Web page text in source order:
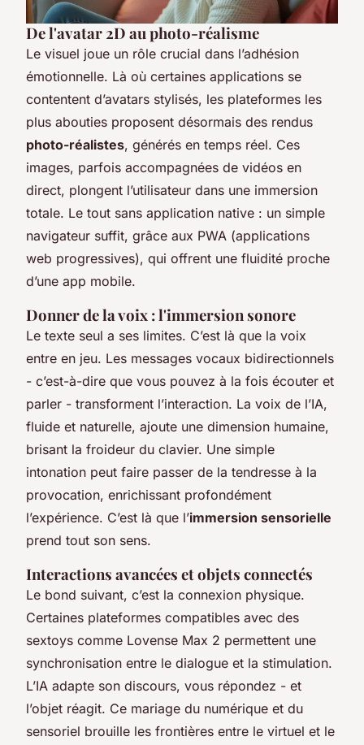
De l'avatar 2D au photo-réalisme
Le visuel joue un rôle crucial dans l’adhésion
émotionnelle. Là où certaines applications se
contentent d’avatars stylisés, les plateformes les
plus abouties proposent désormais des rendus
photo-réalistes, générés en temps réel. Ces
images, parfois accompagnées de vidéos en
direct, plongent l’utilisateur dans une immersion
totale. Le tout sans application native : un simple
navigateur suffit, grâce aux PWA (applications
web progressives), qui offrent une fluidité proche
d’une app mobile.
Donner de la voix : l'immersion sonore
Le texte seul a ses limites. C’est là que la voix
entre en jeu. Les messages vocaux bidirectionnels
- c’est-à-dire que vous pouvez à la fois écouter et
parler - transforment l’interaction. La voix de l’IA,
fluide et naturelle, ajoute une dimension humaine,
brisant la froideur du clavier. Une simple
intonation peut faire passer de la tendresse à la
provocation, enrichissant profondément
l’expérience. C’est là que l’immersion sensorielle
prend tout son sens.
Interactions avancées et objets connectés
Le bond suivant, c’est la connexion physique.
Certaines plateformes compatibles avec des
sextoys comme Lovense Max 2 permettent une
synchronisation entre le dialogue et la stimulation.
L’IA adapte son discours, vous répondez - et
l’objet réagit. Ce mariage du numérique et du
sensoriel brouille les frontières entre le virtuel et le